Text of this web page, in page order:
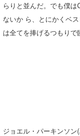
らりと並んだ。でも僕
ないか ら、とにかくベ
は全てを捧げるつもりで
ジョエル・パーキンソ